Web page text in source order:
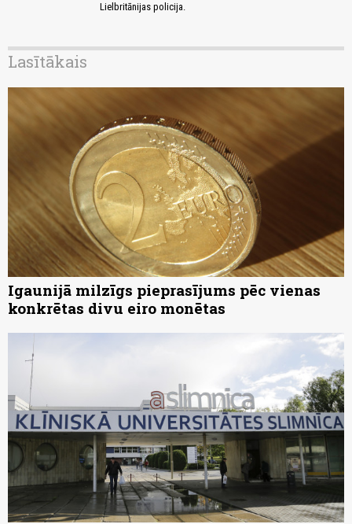
Lielbritānijas policija.
Lasītākais
Igaunijā milzīgs pieprasījums pēc vienas
konkrētas divu eiro monētas